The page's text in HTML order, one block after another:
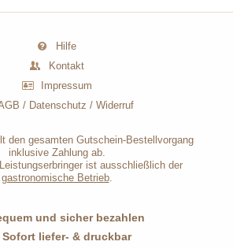
Hilfe
Kontakt
Impressum
/ Datenschutz /Widerruf
den gesamten Gutschein-Bestellvorgang
inklusive Zahlung ab.
ist ausschließlich der
gastronomische Betrieb.
und sicher bezahlen
Sofort liefer- & druckbar